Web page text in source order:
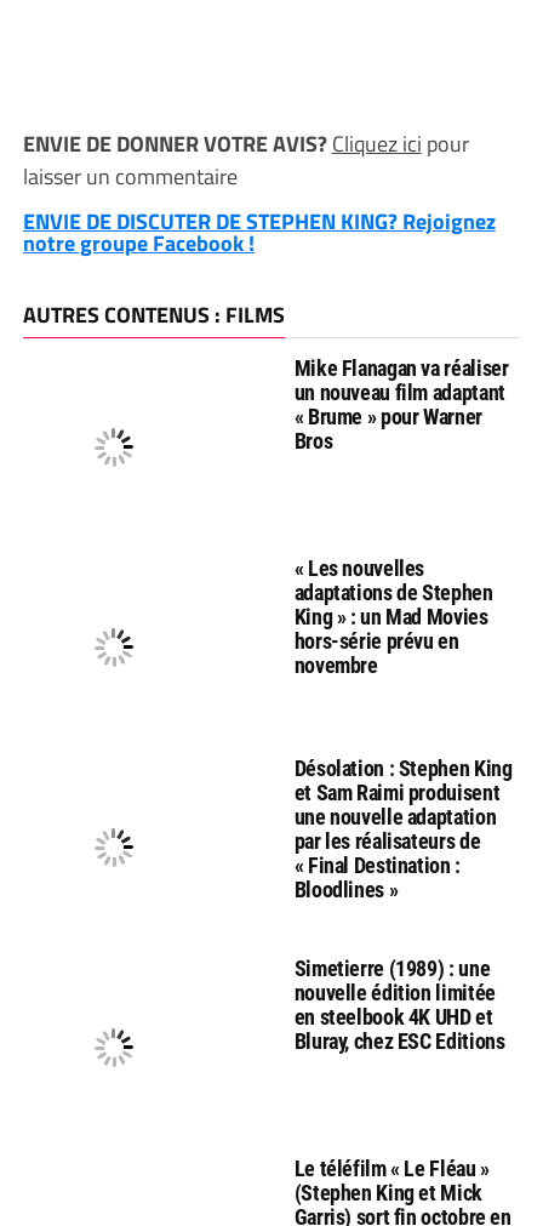
ENVIE DE DONNER VOTRE AVIS?Cliquez ici pour
laisser un commentaire
ENVIE DE DISCUTER DE STEPHEN KING? Rejoignez
notre groupe Facebook !
AUTRES CONTENUS : FILMS
Mike Flanagan va réaliser
un nouveau film adaptant
« Brume » pour Warner
Bros
« Les nouvelles
adaptations de Stephen
King » : un Mad Movies
hors-série prévu en
novembre
Désolation : Stephen King
et Sam Raimi produisent
une nouvelle adaptation
par les réalisateurs de
« Final Destination :
Bloodlines »
Simetierre (1989) : une
nouvelle édition limitée
en steelbook 4K UHD et
Bluray, chez ESC Editions
Le téléfilm « Le Fléau »
(Stephen King et Mick
Garris) sort fin octobre en